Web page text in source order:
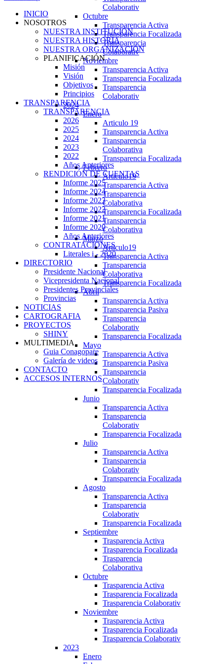
Colaborativ
Octubre
Transparencia Activa
Transparencia Focalizada
Transparencia
Colaborativ
Noviembre
Transparencia Activa
Transparencia Focalizada
Transparencia
Colaborativ
2024
Enero
Articulo 19
Transparencia Activa
Transparencia
Colaborativa
Transparencia Focalizada
Febrero
Articulo19
Transparencia Activa
Transparencia
Colaborativa
Transparencia Focalizada
Transparencia
Colaborativa
Marzo
Articulo19
Transparencia Activa
Transparencia
Colaborativa
Transparencia Focalizada
Abril
Transparencia Activa
Transparencia Pasiva
Transparencia
Colaborativ
Transparencia Focalizada
Mayo
Transparencia Activa
Transparencia Pasiva
Transparencia
Colaborativ
Transparencia Focalizada
Junio
Transparencia Activa
Transparencia
Colaborativ
Transparencia Focalizada
Julio
Transparencia Activa
Transparencia
Colaborativ
Transparencia Focalizada
Agosto
Transparencia Activa
Transparencia
Colaborativ
Transparencia Focalizada
Septiembre
Trasparencia Activa
Trasparencia Focalizada
Trasparencia
Colaborativa
Octubre
Trasparencia Activa
Trasparencia Focalizada
Trasparencia Colaborativ
Noviembre
Trasparencia Activa
Trasparencia Focalizada
Trasparencia Colaborativ
2023
Enero
INICIO
NOSOTROS
NUESTRA INSTITUCIÓN
NUESTRA HISTORIA
NUESTRA ORGANIZACIÓN
PLANIFICACIÓN
Misión
Visión
Objetivos
Principios
TRANSPARENCIA
TRANSPARENCIA
2026
2025
2024
2023
2022
Años Anteriores
RENDICIÓN DE CUENTAS
Informe 2025
Informe 2024
Informe 2023
Informe 2022
Informe 2021
Informe 2020
Años Anteriores
CONTRATACIONES
Literales i - 2020
DIRECTORIO
Presidente Nacional
Vicepresidenta Nacional
Presidentes Provinciales
Provincias
NOTICIAS
CARTOGRAFIA
PROYECTOS
SHINY
MULTIMEDIA
Guia Conagopare
Galería de videos
CONTACTO
ACCESOS INTERNOS